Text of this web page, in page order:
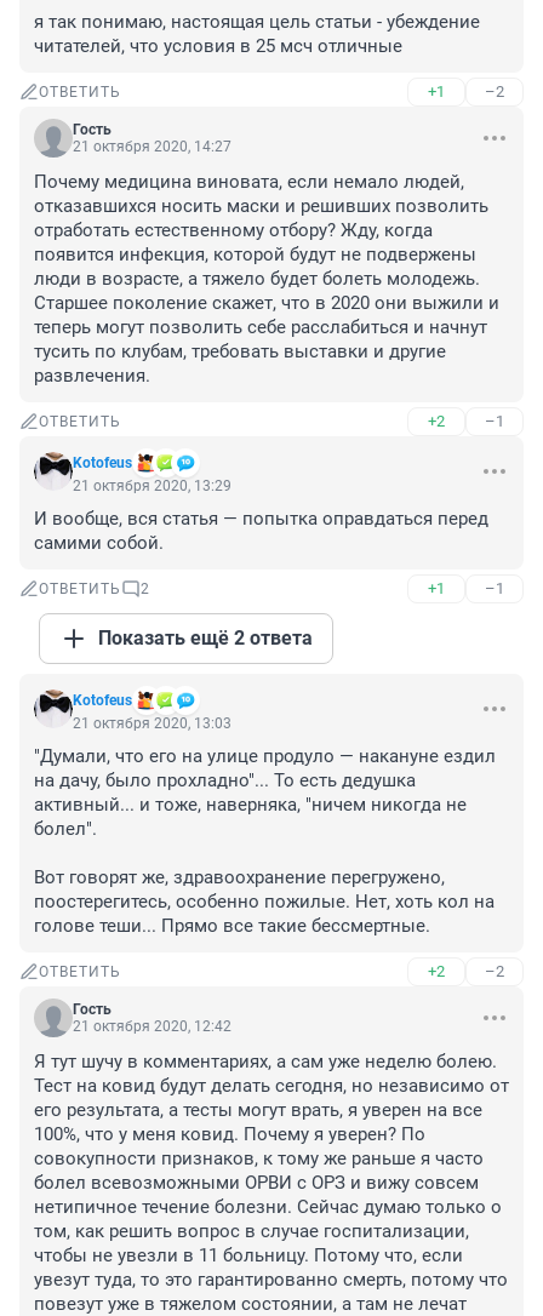
я так понимаю, настоящая цель статьи - убеждение
читателей, что условия в 25 мсч отличные
ОТВЕТИТЬ +1 –2
Гость
21 октября 2020, 14:27
Почему медицина виновата, если немало людей,
отказавшихся носить маски и решивших позволить
отработать естественному отбору? Жду, когда
появится инфекция, которой будут не подвержены
люди в возрасте, а тяжело будет болеть молодежь.
Старшее поколение скажет, что в 2020 они выжили и
теперь могут позволить себе расслабиться и начнут
тусить по клубам, требовать выставки и другие
развлечения.
ОТВЕТИТЬ +2 –1
Kotofeus
21 октября 2020, 13:29
И вообще, вся статья — попытка оправдаться перед
самими собой.
ОТВЕТИТЬ 2 +1 –1
Показать ещё 2 ответа
Kotofeus
21 октября 2020, 13:03
"Думали, что его на улице продуло — накануне ездил
на дачу, было прохладно"... То есть дедушка
активный... и тоже, наверняка, "ничем никогда не
болел".
Вот говорят же, здравоохранение перегружено,
поостерегитесь, особенно пожилые. Нет, хоть кол на
голове теши... Прямо все такие бессмертные.
ОТВЕТИТЬ +2 –2
Гость
21 октября 2020, 12:42
Я тут шучу в комментариях, а сам уже неделю болею.
Тест на ковид будут делать сегодня, но независимо от
его результата, а тесты могут врать, я уверен на все
100%, что у меня ковид. Почему я уверен? По
совокупности признаков, к тому же раньше я часто
болел всевозможными ОРВИ с ОРЗ и вижу совсем
нетипичное течение болезни. Сейчас думаю только о
том, как решить вопрос в случае госпитализации,
чтобы не увезли в 11 больницу. Потому что, если
увезут туда, то это гарантированно смерть, потому что
повезут уже в тяжелом состоянии, а там не лечат